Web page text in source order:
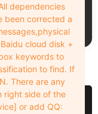
dependencies
been corrected a
cloud disk +
keywords to
to find. If
There are any
right side of the
or add QQ: